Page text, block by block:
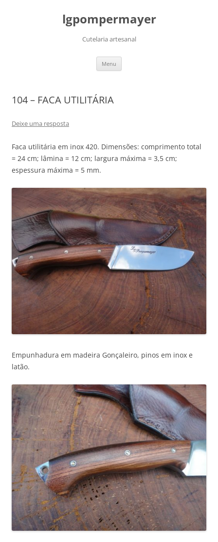
lgpompermayer
Cutelaria artesanal
Menu
104 – FACA UTILITÁRIA
Deixe uma resposta
Faca utilitária em inox 420. Dimensões: comprimento total
= 24 cm; lâmina = 12 cm; largura máxima = 3,5 cm;
espessura máxima = 5 mm.
Empunhadura em madeira Gonçaleiro, pinos em inox e
latão.